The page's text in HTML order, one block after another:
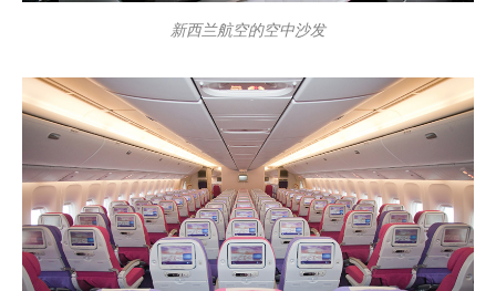
新西兰航空的空中沙发